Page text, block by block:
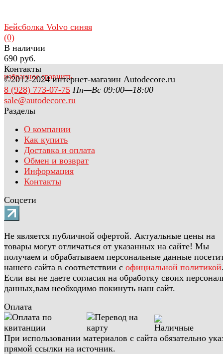
избранное сравнить
Бейсболка Volvo синяя
(0)
В наличии
690 руб.
Контакты
©2012-2024 интернет-магазин Autodecore.ru
8 (928) 773-07-75 Пн—Вс 09:00—18:00
sale@autodecore.ru
Разделы
О компании
Как купить
Доставка и оплата
Обмен и возврат
Информация
Контакты
Соцсети
Не является публичной офертой. Актуальные цены на
товары могут отличаться от указанных на сайте! Мы
получаем и обрабатываем персональные данные
нашего сайта в соответствии с официальной политикой
Если вы не даете согласия на обработку своих
данных,вам необходимо покинуть наш сайт.
Оплата
При использовании материалов с сайта обязательно
прямой ссылки на источник.